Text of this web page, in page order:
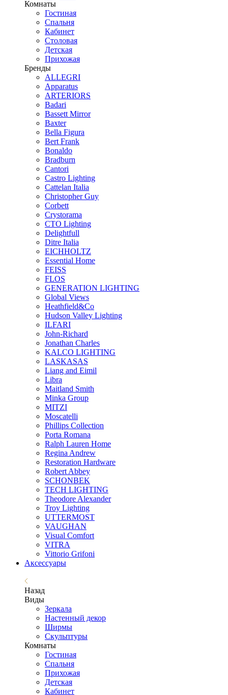
Комнаты
Гостиная
Спальня
Кабинет
Столовая
Детская
Прихожая
Бренды
ALLEGRI
Apparatus
ARTERIORS
Badari
Bassett Mirror
Baxter
Bella Figura
Bert Frank
Bonaldo
Bradburn
Cantori
Castro Lighting
Cattelan Italia
Christopher Guy
Corbett
Crystorama
CTO Lighting
Delightfull
Ditre Italia
EICHHOLTZ
Essential Home
FEISS
FLOS
GENERATION LIGHTING
Global Views
Heathfield&Co
Hudson Valley Lighting
ILFARI
John-Richard
Jonathan Charles
KALCO LIGHTING
LASKASAS
Liang and Eimil
Libra
Maitland Smith
Minka Group
MITZI
Moscatelli
Phillips Collection
Porta Romana
Ralph Lauren Home
Regina Andrew
Restoration Hardware
Robert Abbey
SCHONBEK
TECH LIGHTING
Theodore Alexander
Troy Lighting
UTTERMOST
VAUGHAN
Visual Comfort
VITRA
Vittorio Grifoni
Аксессуары
Назад
Виды
Зеркала
Настенный декор
Ширмы
Скульптуры
Комнаты
Гостиная
Спальня
Прихожая
Детская
Кабинет